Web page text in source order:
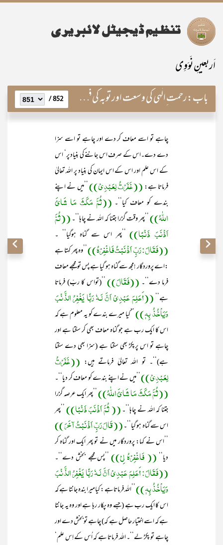
اَربعینِ نَوَوِی
باب:رحمت ِالٰہی کی وسعت اور توبہ کی فضیلت 852 /
چاہے تو اسے معاف کر دے اور چاہے تو اسے سزا
دے دے۔اس کے صرف اس جاننے کی بنیاد پر‘ اس
کے اس علم اور اس کے اس ایمان کی بنیاد پر اللہ تعالیٰ
فرماتا ہے:((غَفَرْتُ لِعَبْدِیْ)) ’’میں نے اپنے
بندے کو معاف کیا‘‘۔ ((ثُمَّ مَکَثَ مَا شَائَ
اللّٰہُ)) ’’پھر وقت گزرا جتنا کہ اللہ نے چاہا‘‘۔((ثُمَّ
اَذْنَبَ ذَنْبًا)) ’’پھر اس سے گناہ ہوگیا‘‘ ۔
((فَقَالَ: رَبِّ اَذْنَبْتُ فَاغْفِرْہُ)) ’’وہ پھر کہتا ہے
:اے پروردگار !مجھ سے گناہ ہو گیا ہے پس تو مجھے معاف
فرما دے‘‘۔ ((فَقَالَ)) ’’(تواس کا ربّ) فرماتا
ہے‘‘ ((أَعَلِمَ عَبْدِیْ اَنَّ لَـہٗ رَبًّا یَغْفِرُ الذَّنْبَ
وَیَاْخُذُ بِہٖ)) ’’کیا میرے بندے کو یہ معلوم ہے کہ
اس کا ایک رب ہے جو گناہ معاف بھی کر سکتا ہے اور
چاہے تو اس پرپکڑ بھی سکتا ہے (سزا بھی دے سکتا
ہے)‘‘۔ تو اللہ تعالیٰ فرماتے ہیں: ((غَفَرْتُ
لِعَبْدِیْ)) ’’میں نے اپنے بندے کو معاف کر دیا‘‘۔
((ثُمَّ مَکَثَ مَا شَائَ اللّٰہُ)) ’’پھر ایک عرصہ گزرا
جتنا کہ اللہ نے چاہا‘‘۔(( ثُمَّ اَذْنَبَ ذَنْبًا)) ’’پھر
اس سے گناہ ہو گیا‘‘۔((قَالَ رَبِّ اَذْنَبْتُ آخَرَ ))
’’اس نے کہا: پروردگار میں نے تو پھر ایک اور گناہ کر
دیا‘‘ (( فَاغْفِرْہُ لِیْ)) ’’پس مجھے بخش دے‘‘۔
((فَقَالَ: أَعَلِمَ عَبْدِیْ اَنَّ لَـہٗ رَبًّا یَغْفِرُ الذَّنْبَ
وَیَاْخُذُ بِہٖ)) ’’اللہ فرماتاہے : کیامیرا بندہ جانتا ہے کہ
اس کا ایک رب ہے (جسے وہ پکار رہا ہے اور وہ یہ جانتا
ہے کہ اسے اختیار حاصل ہے کہ) چاہے توبخش دے اور
چاہے تو پکڑ لے‘‘۔ اللہ فرماتا ہے کہ اُس کے اِس علم‘